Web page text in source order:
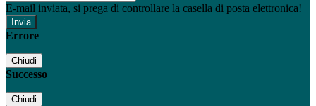
E-mail inviata, si prega di controllare la casella di posta elettronica!
Errore
Chiudi
Successo
Chiudi